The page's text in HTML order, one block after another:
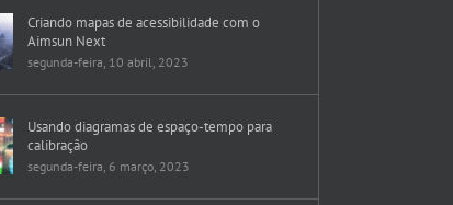
Criando mapas de acessibilidade com o
Aimsun Next
segunda-feira, 10 abril, 2023
Usando diagramas de espaço-tempo para
calibração
segunda-feira, 6 março, 2023